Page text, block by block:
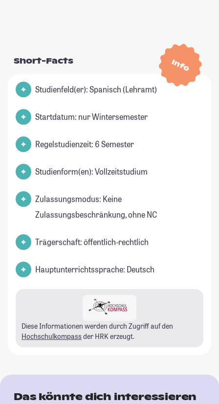
Info
Short-Facts
Studienfeld(er): Spanisch (Lehramt)
Startdatum: nur Wintersemester
Regelstudienzeit: 6 Semester
Studienform(en): Vollzeitstudium
Zulassungsmodus: Keine
Zulassungsbeschränkung, ohne NC
Trägerschaft: öffentlich-rechtlich
Hauptunterrichtssprache: Deutsch
Diese Informationen werden durch Zugriff auf den
Hochschulkompass der HRK erzeugt.
Das könnte dich interessieren